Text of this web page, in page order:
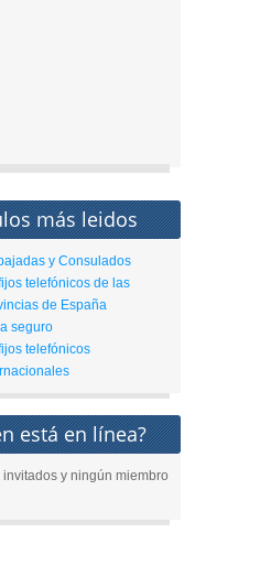
más leidos
y Consulados
telefónicos de las
de España
seguro
telefónicos
está en línea?
invitados y ningún miembro